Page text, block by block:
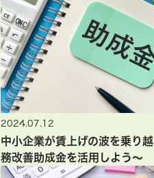
2024.07.12
中小企業が賃上げの波を乗り
務改善助成金を活用しよう～